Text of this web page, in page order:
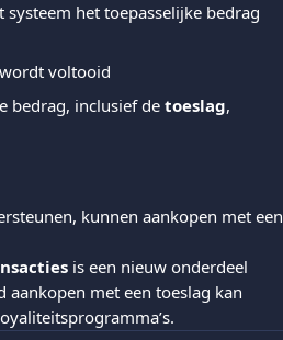
het toepasselijke bedrag
voltooid
bedrag, inclusief de toeslag,
kunnen aankopen met een
is een nieuw onderdeel
aankopen met een toeslag kan